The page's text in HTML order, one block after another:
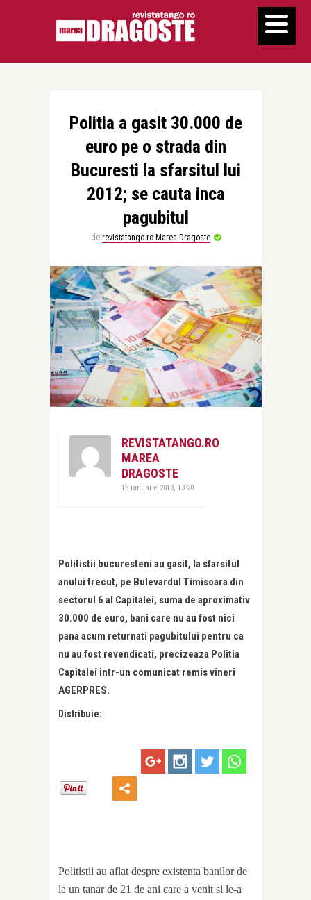
Politia a gasit 30.000 de
euro pe o strada din
Bucuresti la sfarsitul lui
2012; se cauta inca
pagubitul
de revistatango.ro Marea Dragoste
REVISTATANGO.RO
MAREA
DRAGOSTE
18 ianuarie 2013, 13:20
Politistii bucuresteni au gasit, la sfarsitul
anului trecut, pe Bulevardul Timisoara din
sectorul 6 al Capitalei, suma de aproximativ
30.000 de euro, bani care nu au fost nici
pana acum returnati pagubitului pentru ca
nu au fost revendicati, precizeaza Politia
Capitalei intr-un comunicat remis vineri
AGERPRES.
Distribuie:
Politistii au aflat despre existenta banilor de
la un tanar de 21 de ani care a venit si le-a